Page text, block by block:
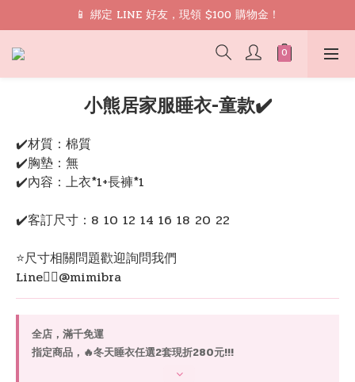
🎁 禮遇： 加入會員領取 9 折 優惠券再免運
📱 綁定 LINE 好友，現領 $100 購物金！
🎁 禮遇： 加入會員領取 9 折 優惠券再免運
小熊居家服睡衣-童款✔️
✔️材質：棉質
✔️胸墊：無
✔️內容：上衣*1+長褲*1
✔️客訂尺寸：8 10 12 14 16 18 20 22
⭐️尺寸相關問題歡迎詢問我們
Line👉🏻@mimibra
全店，滿千免運
指定商品，🔥冬天睡衣任選2套現折280元!!!